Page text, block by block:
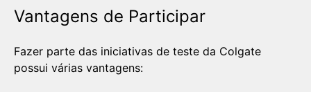
Vantagens de Participar
Fazer parte das iniciativas de teste da Colgate
possui várias vantagens: